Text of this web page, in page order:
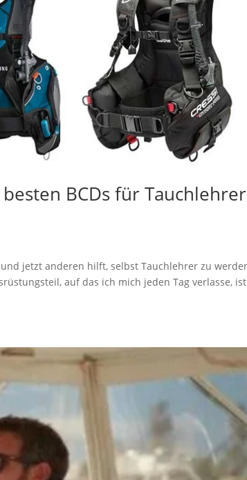
BCDs für Tauchlehrer
jetzt anderen hilft, selbst Tauchlehrer zu
auf das ich mich jeden Tag verlasse, ist